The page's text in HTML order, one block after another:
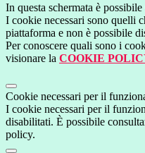
In questa schermata è
I cookie necessari sono quelli
piattaforma e non è possibile
Per conoscere quali sono i
visionare la COOKIE
Cookie necessari per il
I cookie necessari per il
disabilitati. È possibile
policy.